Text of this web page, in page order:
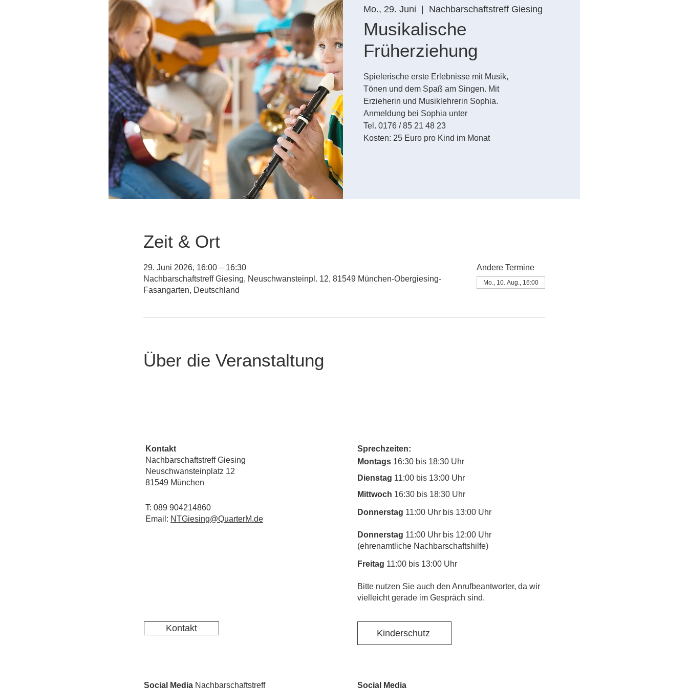
Mo., 29. Juni Nachbarschaftstreff Giesing
Musikalische
Früherziehung
Spielerische erste Erlebnisse mit Musik,
Tönen und dem Spaß am Singen. Mit
Erzieherin und Musiklehrerin Sophia.
Anmeldung bei Sophia unter
Tel. 0176 / 85 21 48 23
Kosten: 25 Euro pro Kind im Monat
Zeit & Ort
29. Juni 2026, 16:00 – 16:30
Nachbarschaftstreff Giesing, Neuschwansteinpl. 12, 81549 München-Obergiesing-
Fasangarten, Deutschland
Andere Termine
Mo., 10. Aug., 16:00
Über die Veranstaltung
Kontakt
Nachbarschaftstreff Giesing
Neuschwansteinplatz 12
81549 München
T: 089 904214860
Email: NTGiesing@QuarterM.de
Kontakt
Sprechzeiten:
Montags 16:30 bis 18:30 Uhr
Dienstag 11:00 bis 13:00 Uhr
Mittwoch 16:30 bis 18:30 Uhr
Donnerstag 11:00 Uhr bis 13:00 Uhr
Donnerstag 11:00 Uhr bis 12:00 Uhr
(ehrenamtliche Nachbarschaftshilfe)
Freitag 11:00 bis 13:00 Uhr
​Bitte nutzen Sie auch den Anrufbeantworter, da wir
vielleicht gerade im Gespräch sind.
Kinderschutz
Social Media Nachbarschaftstreff Social Media